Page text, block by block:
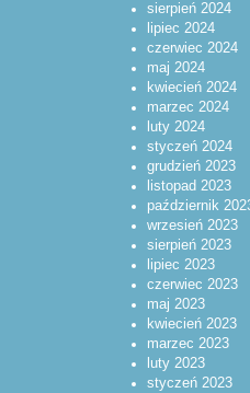
sierpień 2024
lipiec 2024
czerwiec 2024
maj 2024
kwiecień 2024
marzec 2024
luty 2024
styczeń 2024
grudzień 2023
listopad 2023
październik
wrzesień 2023
sierpień 2023
lipiec 2023
czerwiec 2023
maj 2023
kwiecień 2023
marzec 2023
luty 2023
styczeń 2023